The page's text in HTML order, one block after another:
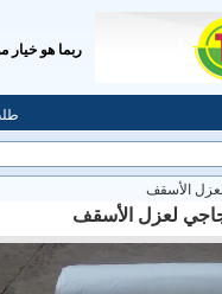
ربما هو
الأسقف
لعزل الأسقف